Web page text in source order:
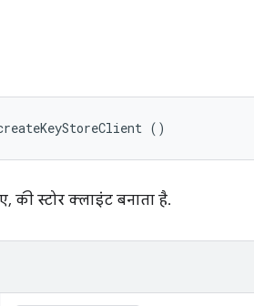
()
स्टोर क्लाइंट बनाता है.